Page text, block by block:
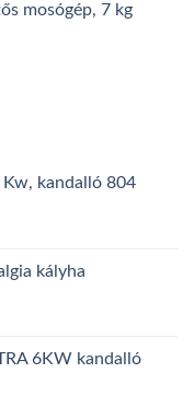
mosógép, 7 kg
kandalló 804
kályha
6KW kandalló